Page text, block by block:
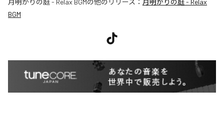
月明かりの庭 - Relax BGMの他のリリース： 月明かりの庭 - Relax
BGM